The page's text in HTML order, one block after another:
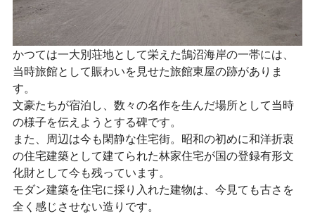
かつては一大別荘地として栄えた鵠沼海岸の一帯には、
当時旅館として賑わいを見せた旅館東屋の跡がありま
す。
文豪たちが宿泊し、数々の名作を生んだ場所として当時
の様子を伝えようとする碑です。
また、周辺は今も閑静な住宅街。昭和の初めに和洋折衷
の住宅建築として建てられた林家住宅が国の登録有形文
化財として今も残っています。
モダン建築を住宅に採り入れた建物は、今見ても古さを
全く感じさせない造りです。